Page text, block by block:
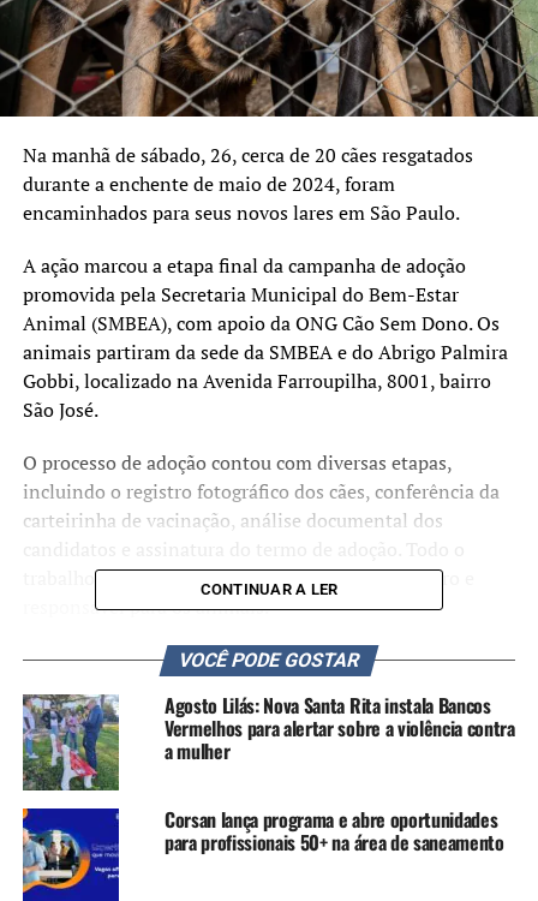
Na manhã de sábado, 26, cerca de 20 cães resgatados
durante a enchente de maio de 2024, foram
encaminhados para seus novos lares em São Paulo.
A ação marcou a etapa final da campanha de adoção
promovida pela Secretaria Municipal do Bem-Estar
Animal (SMBEA), com apoio da ONG Cão Sem Dono. Os
animais partiram da sede da SMBEA e do Abrigo Palmira
Gobbi, localizado na Avenida Farroupilha, 8001, bairro
São José.
O processo de adoção contou com diversas etapas,
incluindo o registro fotográfico dos cães, conferência da
carteirinha de vacinação, análise documental dos
trabalho foi voltado a garantir um recomeço seguro e
responsável para os animais.
A ONG Cão Sem Dono, com sede em Itapecerica da Serra
(SP), atua desde 2018 no resgate e acolhimento de cães
em situação de vulnerabilidade. A instituição mantém
dois abrigos e conta com equipe especializada de
veterinários, tratadores e resgatistas.
“Temos que encarar a vida de forma objetivo, mesmo
com verbas destinadas a causa animal, o lugar desse seres
é com uma família, essa luta poderia sim ser todos, numa
CONTINUAR A LER
VOCÊ PODE GOSTAR
Agosto Lilás: Nova Santa Rita instala Bancos
Vermelhos para alertar sobre a violência contra
a mulher
Corsan lança programa e abre oportunidades
para profissionais 50+ na área de saneamento